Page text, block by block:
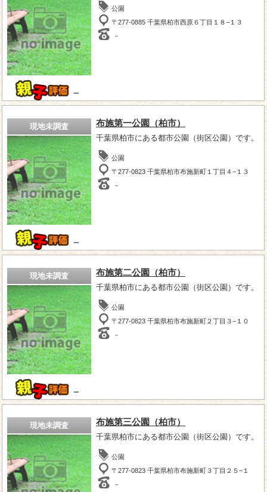
－
公園
〒277-0885 千葉県柏市西原６丁目１８−１３
－
現地未調査
－
布施第一公園（柏市）
千葉県柏市にある都市公園（街区公園）です。
公園
〒277-0823 千葉県柏市布施新町１丁目４−１３
－
現地未調査
－
布施第二公園（柏市）
千葉県柏市にある都市公園（街区公園）です。
公園
〒277-0823 千葉県柏市布施新町２丁目３−１０
－
現地未調査 布施第三公園（柏市）
千葉県柏市にある都市公園（街区公園）です。
公園
〒277-0823 千葉県柏市布施新町３丁目２５−１
－